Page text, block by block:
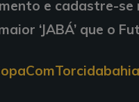
e cadastre-se
‘JABÁ’ que o